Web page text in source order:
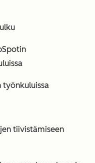
työnkuluissa
tiivistämiseen